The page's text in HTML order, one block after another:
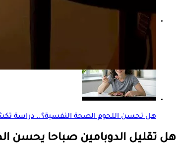
مؤتمر “مستقبل الريادة 2026” يكشف ملامح المرحلة المقبلة بالعلاج النفسي
هل تحسن اللحوم الصحة النفسية؟.. دراسة
هل تقليل الدوبامين صباحا يحسن